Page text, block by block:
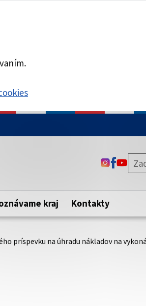
Táto stránka je zabezpečená
webovú stránku.
pred názvom domény
ODKAZ SA
ODKAZ
kraj Kontakty
príspevku na úhradu nákladov na